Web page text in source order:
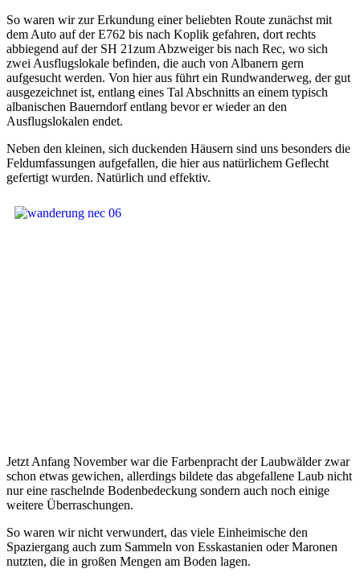
So waren wir zur Erkundung einer beliebten Route zunächst mit
dem Auto auf der E762 bis nach Koplik gefahren, dort rechts
abbiegend auf der SH 21zum Abzweiger bis nach Rec, wo sich
zwei Ausflugslokale befinden, die auch von Albanern gern
aufgesucht werden. Von hier aus führt ein Rundwanderweg, der gut
ausgezeichnet ist, entlang eines Tal Abschnitts an einem typisch
albanischen Bauerndorf entlang bevor er wieder an den
Ausflugslokalen endet.
Neben den kleinen, sich duckenden Häusern sind uns besonders die
Feldumfassungen aufgefallen, die hier aus natürlichem Geflecht
gefertigt wurden. Natürlich und effektiv.
Jetzt Anfang November war die Farbenpracht der Laubwälder zwar
schon etwas gewichen, allerdings bildete das abgefallene Laub nicht
nur eine raschelnde Bodenbedeckung sondern auch noch einige
weitere Überraschungen.
So waren wir nicht verwundert, das viele Einheimische den
Spaziergang auch zum Sammeln von Esskastanien oder Maronen
nutzten, die in großen Mengen am Boden lagen.